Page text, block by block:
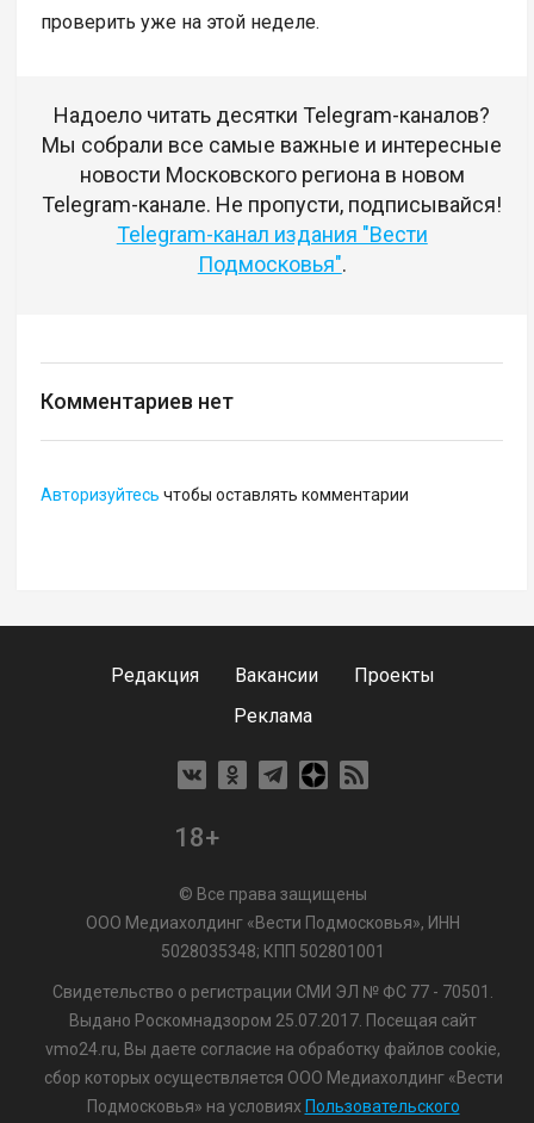
проверить уже на этой неделе.
Надоело читать десятки Telegram-каналов?
Мы собрали все самые важные и интересные
новости Московского региона в новом
Telegram-канале. Не пропусти, подписывайся!
Telegram-канал издания "Вести
Подмосковья".
Комментариев нет
Авторизуйтесь чтобы оставлять комментарии
Редакция Вакансии
Проекты
Реклама
18+
© Все права защищены
ООО Медиахолдинг «Вести Подмосковья», ИНН
5028035348; КПП 502801001
Свидетельство о регистрации СМИ ЭЛ № ФС 77 - 70501.
Выдано Роскомнадзором 25.07.2017. Посещая сайт
vmo24.ru, Вы даете согласие на обработку файлов cookie,
сбор которых осуществляется ООО Медиахолдинг «Вести
Подмосковья» на условиях Пользовательского